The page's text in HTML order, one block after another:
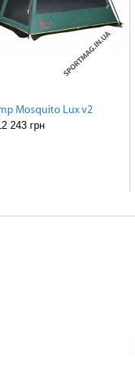
Mosquito Lux v2
243 грн